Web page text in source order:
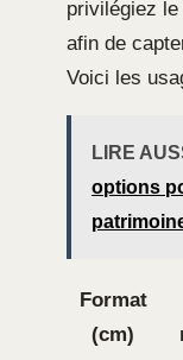
privilégiez
afin de
Voici les
LIRE
options
Format
(cm)